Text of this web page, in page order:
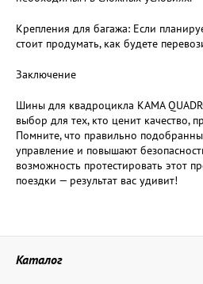
Крепления для багажа: Если
стоит продумать, как будете
Заключение
Шины для квадроцикла KAMA
выбор для тех, кто ценит качество,
Помните, что правильно
управление и повышают
возможность протестировать этот
поездки — результат вас удивит!
Каталог